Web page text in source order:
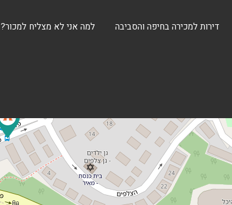
דירות למכירה בחיפה והסביבה למה אני לא מצליח למכור?